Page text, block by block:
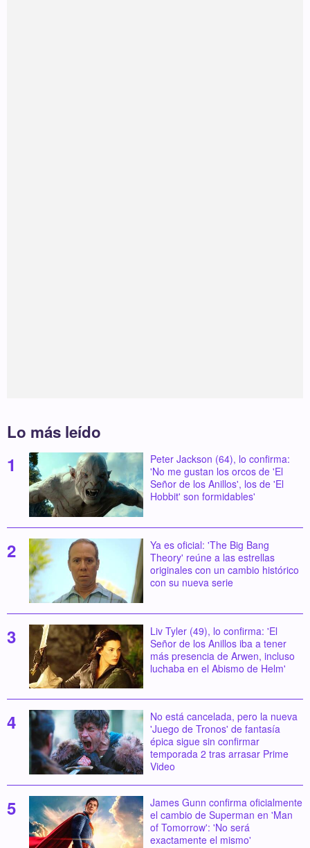
Lo más leído
Peter Jackson (64), lo confirma:
'No me gustan los orcos de 'El
Señor de los Anillos', los de 'El
Hobbit' son formidables'
Ya es oficial: 'The Big Bang
Theory' reúne a las estrellas
originales con un cambio histórico
con su nueva serie
Liv Tyler (49), lo confirma: 'El
Señor de los Anillos iba a tener
más presencia de Arwen, incluso
luchaba en el Abismo de Helm'
No está cancelada, pero la nueva
'Juego de Tronos' de fantasía
épica sigue sin confirmar
temporada 2 tras arrasar Prime
Video
James Gunn confirma oficialmente
el cambio de Superman en 'Man
of Tomorrow': 'No será
exactamente el mismo'